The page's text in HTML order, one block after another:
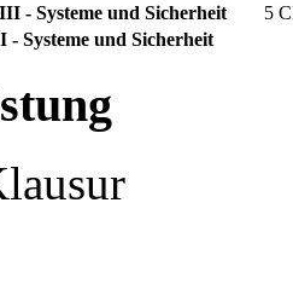
- Systeme und Sicherheit
5
Systeme und Sicherheit